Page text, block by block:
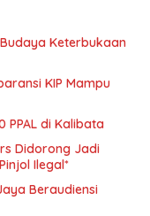
Keterbukaan
KIP Mampu
PPAL di Kalibata
Didorong Jadi
Ilegal*
Beraudiensi